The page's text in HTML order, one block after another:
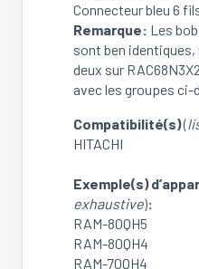
Connecteur bleu 6
Remarque: Les
sont ben
deux sur
avec les groupes ci-
Compatibilité(s)(
HITACHI
Exemple(s)
exhaustive):
RAM-80QH5
RAM-80QH4
RAM-70QH4